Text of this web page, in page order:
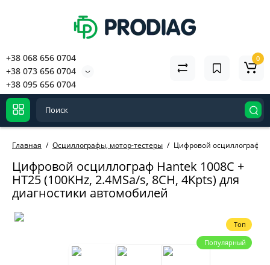
+38 068 656 0704
+38 073 656 0704
+38 095 656 0704
0
Главная Осциллографы, мотор-тестеры Цифровой осциллограф
Цифровой осциллограф Hantek 1008C +
HT25 (100KHz, 2.4MSa/s, 8CH, 4Kpts) для
диагностики автомобилей
Топ
Популярный